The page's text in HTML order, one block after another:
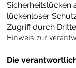
Sicherheitslücken
lückenloser
Zugriff durch
Hinweis zur
Die